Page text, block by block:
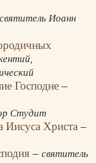
– Εἰς τὴν
Χριστοῦ.
– In diem
название –
в
и о
оставляющие
и
святитель Иоанн
Господне–
Студит
Иисуса Христа–
– святитель